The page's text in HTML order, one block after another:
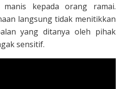
manis kepada orang ramai.
langsung tidak menitikkan
yang ditanya oleh pihak
sensitif.